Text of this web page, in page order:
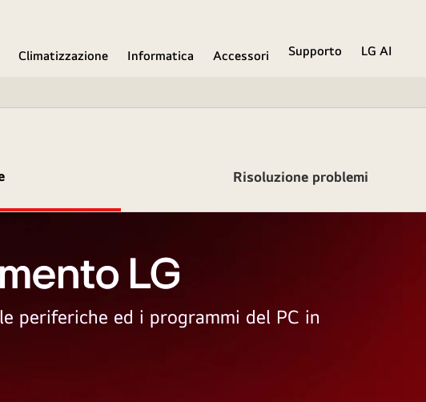
Climatizzazione Informatica Accessori Supporto
LG AI
Risoluzione problemi
LG
periferiche ed i programmi del PC in